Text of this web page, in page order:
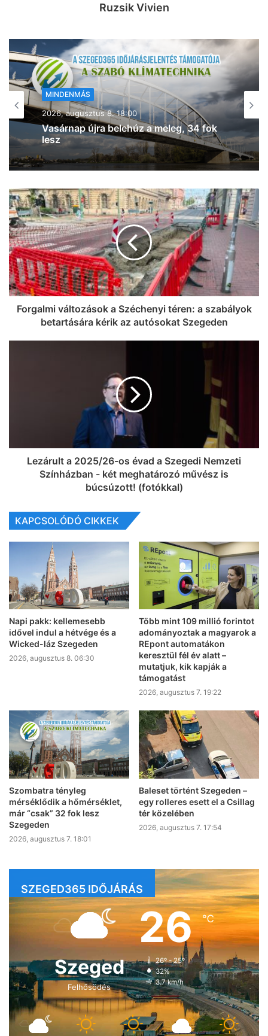
Ruzsik Vivien
MINDENMÁS
2026, augusztus 8. 17:43
Kigyulladt a tarló Szeged- Baktón –
egyre jobban terjed a tűz (frissítve!)
Forgalmi változások a Széchenyi téren: a szabályok
betartására kérik az autósokat Szegeden
Lezárult a 2025/26-os évad a Szegedi Nemzeti
Színházban - két meghatározó művész is
búcsúzott! (fotókkal)
KAPCSOLÓDÓ CIKKEK
Napi pakk: kellemesebb
idővel indul a hétvége és a
Wicked-láz Szegeden
2026, augusztus 8. 06:30
Több mint 109 millió forintot
adományoztak a magyarok a
REpont automatákon
keresztül fél év alatt –
mutatjuk, kik kapják a
támogatást
2026, augusztus 7. 19:22
Szombatra tényleg
mérséklődik a hőmérséklet,
már “csak” 32 fok lesz
Szegeden
2026, augusztus 7. 18:01
Baleset történt Szegeden –
egy rolleres esett el a Csillag
tér közelében
2026, augusztus 7. 17:54
SZEGED365 IDŐJÁRÁS
Szeged
Felhősödés
26℃
26º - 25º
32%
3.7 km/h